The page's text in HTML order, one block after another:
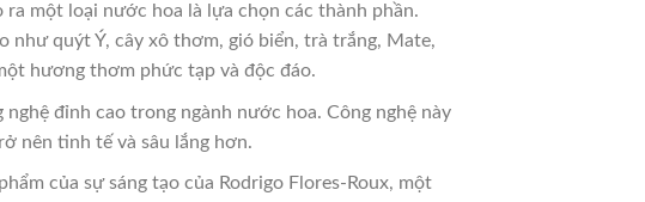
một loại nước hoa là lựa chọn các thành phần.
như quýt Ý, cây xô thơm, gió biển, trà trắng, Mate,
hương thơm phức tạp và độc đáo.
đỉnh cao trong ngành nước hoa. Công nghệ này
nên tinh tế và sâu lắng hơn.
của sự sáng tạo của Rodrigo Flores-Roux, một